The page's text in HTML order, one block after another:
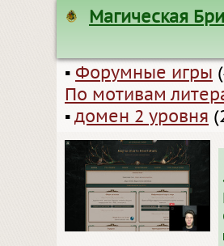
Магическая
▪ Форумные игры
По мотивам
▪ домен 2 уровня